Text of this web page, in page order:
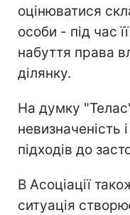
оцінюватися
особи - під час
набуття права
ділянку.
На думку
невизначеність
підходів до
В Асоціації
ситуація